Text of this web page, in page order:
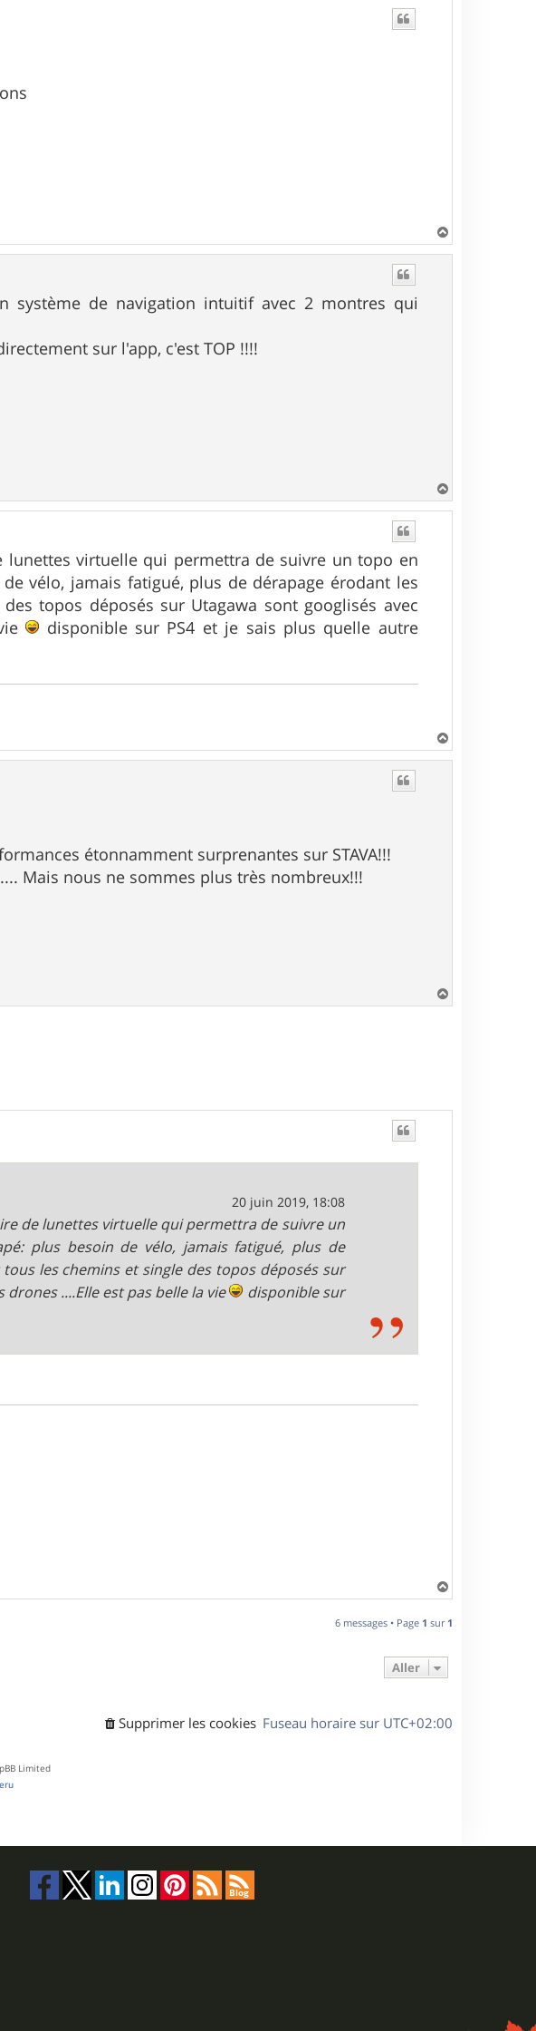
a
système de navigation intuitif avec 2 montres qui
sur l'app, c'est TOP !!!!
a
virtuelle qui permettra de suivre un topo en
vélo, jamais fatigué, plus de dérapage érodant les
topos déposés sur Utagawa sont googlisés avec
disponible sur PS4 et je sais plus quelle autre
a
étonnamment surprenantes sur STAVA!!!
Mais nous ne sommes plus très nombreux!!!
a
20 juin 2019, 18:08
de lunettes virtuelle qui permettra de suivre un
plus besoin de vélo, jamais fatigué, plus de
les chemins et single des topos déposés sur
....Elle est pas belle la vie
disponible sur
a
t
6 messages • Page 1 sur 1
Aller
Fuseau horaire sur UTC+02:00
Supprimer les cookies
Limited